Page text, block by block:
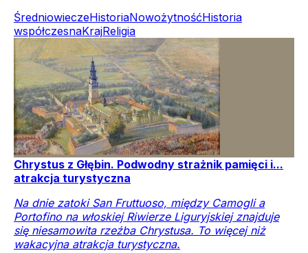
ŚredniowieczeHistoriaNowożytnośćHistoria
współczesnaKrajReligia
Chrystus z Głębin. Podwodny strażnik pamięci i...
atrakcja turystyczna
Na dnie zatoki San Fruttuoso, między Camogli a
Portofino na włoskiej Riwierze Liguryjskiej znajduje
się niesamowita rzeźba Chrystusa. To więcej niż
wakacyjna atrakcja turystyczna.